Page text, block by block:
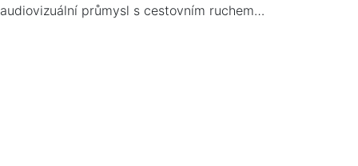
audiovizuální průmysl s cestovním ruchem…